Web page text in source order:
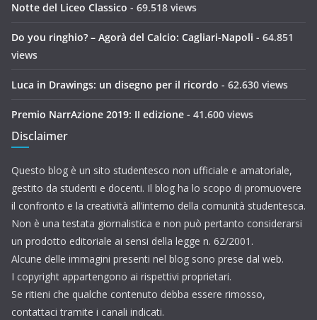
Notte del Liceo Classico - 69.518 views
Do you ringhio? – Agorà del Calcio: Cagliari-Napoli - 64.851
views
Luca in Drawings: un disegno per il ricordo - 62.630 views
Premio NarrAzione 2019: II edizione - 41.600 views
Disclaimer
Questo blog è un sito studentesco non ufficiale e amatoriale,
gestito da studenti e docenti. Il blog ha lo scopo di promuovere
il confronto e la creatività all’interno della comunità studentesca.
Non è una testata giornalistica e non può pertanto considerarsi
un prodotto editoriale ai sensi della legge n. 62/2001.
Alcune delle immagini presenti nel blog sono prese dal web.
I copyright appartengono ai rispettivi proprietari.
Se ritieni che qualche contenuto debba essere rimosso,
contattaci tramite i canali indicati.